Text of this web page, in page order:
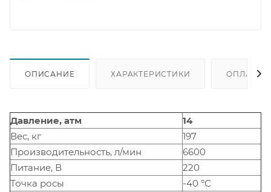
ОПИСАНИЕ ХАРАКТЕРИСТИКИ ОПЛАТА
Давление, атм
14
Вес, кг
197
Производительность, л/мин
6600
Питание, В
220
Точка росы
-40 °С